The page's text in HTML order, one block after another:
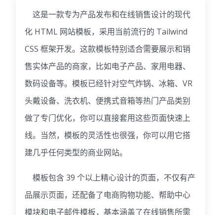
这是一款专为产品发布和在线销售设计的现代
化 HTML 网站模板，采用当前流行的 Tailwind
CSS 框架开发。这款模板特别适合需要展示和销
售实体产品的商家，比如电子产品、家用电器、
数码设备等。模板已经针对空气炸锅、冰箱、VR
头戴设备、洗衣机、便携式音箱等热门产品类别
做了专门优化，你可以直接套用这些页面快速上
线。当然，模板的灵活性也很强，你可以用它搭
建几乎任何类型的商业网站。
模板包含 39 个以上精心设计的页面，不仅有产
品展示页面，还配备了电商购物功能、帮助中心
模块和电子邮件模板，基本涵盖了在线销售所需